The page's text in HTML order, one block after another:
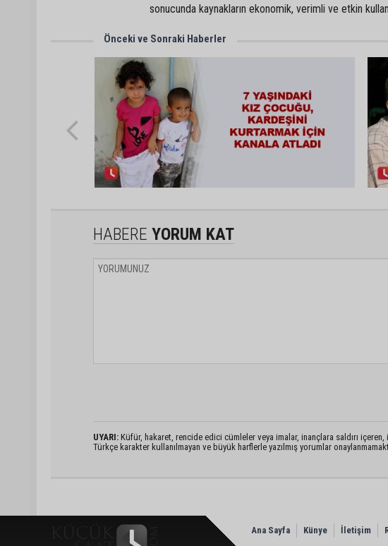
sonucunda kaynakların ekonomik, verimli ve etkin
Önceki ve Sonraki Haberler
HABERE YORUM KAT
UYARI: Küfür, hakaret, rencide edici cümleler veya imalar, inançlara saldırı içeren,
Türkçe karakter kullanılmayan ve büyük harflerle yazılmış yorumlar
Ana Sayfa Künye İletişim